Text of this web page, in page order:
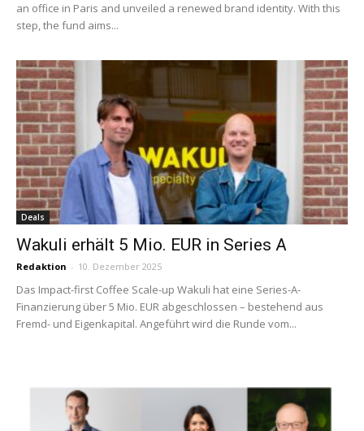
an office in Paris and unveiled a renewed brand identity. With this
step, the fund aims...
Deals
Wakuli erhält 5 Mio. EUR in Series A
Redaktion - 10. Dezember 2025
Das Impact-first Coffee Scale-up Wakuli hat eine Series-A-
Finanzierung über 5 Mio. EUR abgeschlossen – bestehend aus
Fremd- und Eigenkapital. Angeführt wird die Runde vom...